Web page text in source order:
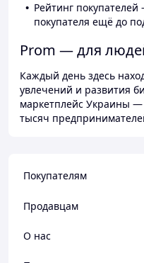
Рейтинг
покупателя ещё до
Prom — для
Каждый день здесь
увлечений и развития
маркетплейс Украины —
тысяч
Покупателям
Продавцам
О нас